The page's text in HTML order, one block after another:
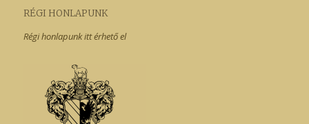
RÉGI HONLAPUNK
Régi honlapunk itt érhető el